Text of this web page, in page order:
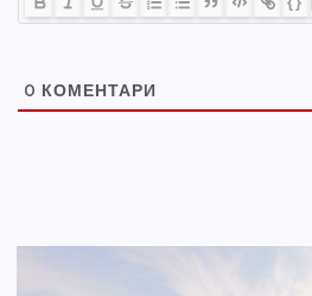
0 КОМЕНТАРИ